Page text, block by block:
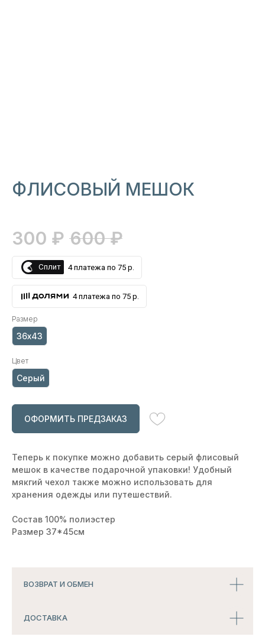
ФЛИСОВЫЙ МЕШОК
300 ₽ 600 ₽
Сплит 4 платежа по 75 р.
4 платежа по 75 р.
Размер
36х43
Цвет
Серый
ОФОРМИТЬ ПРЕДЗАКАЗ
Теперь к покупке можно добавить серый флисовый
мешок в качестве подарочной упаковки! Удобный
мякгий чехол также можно использовать для
хранения одежды или путешествий.
Состав 100% полиэстер
Размер 37*45см
ВОЗВРАТ И ОБМЕН
ДОСТАВКА
БЕЛЬЕ
СМОТРЕТЬ ВСЕ